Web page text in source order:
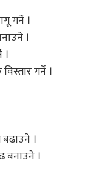
गर्ने ।
।
गर्ने ।
।
बनाउने ।